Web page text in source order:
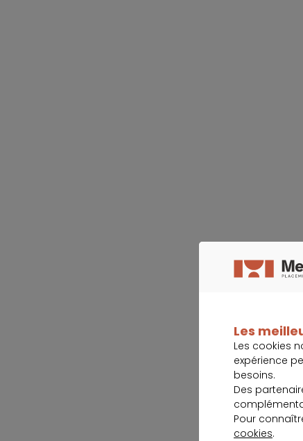
Les
Les cookies
expérience
besoins.
Des
Pour
cookies.